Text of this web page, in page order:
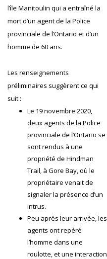
l’île Manitoulin qui a entraîné la
mort d’un agent de la Police
provinciale de l’Ontario et d’un
homme de 60 ans.
Les renseignements
préliminaires suggèrent ce qui
suit :
Le 19 novembre 2020,
deux agents de la Police
provinciale de l’Ontario se
sont rendus à une
propriété de Hindman
Trail, à Gore Bay, où le
propriétaire venait de
signaler la présence d’un
intrus.
Peu après leur arrivée, les
agents ont repéré
l’homme dans une
roulotte, et une interaction